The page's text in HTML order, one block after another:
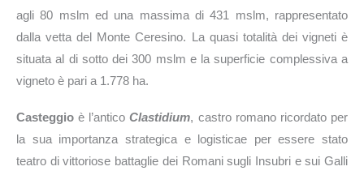
agli 80 mslm ed una massima di 431 mslm, rappresentato
dalla vetta del Monte Ceresino. La quasi totalità dei vigneti è
situata al di sotto dei 300 mslm e la superficie complessiva a
vigneto è pari a 1.778 ha.
Casteggio è l’anticoClastidium, castro romano ricordato per
la sua importanza strategica e logisticae per essere stato
teatro di vittoriose battaglie dei Romani sugli Insubri e sui Galli